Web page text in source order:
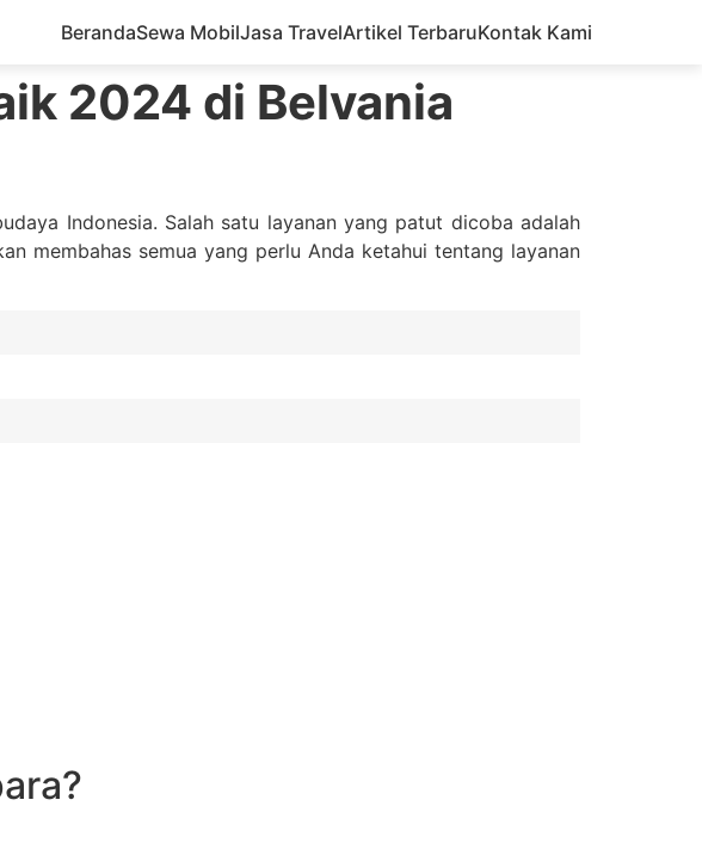
BerandaSewa MobilJasa TravelArtikel TerbaruKontak Kami
2024 di Belvania
Indonesia. Salah satu layanan yang patut dicoba adalah
membahas semua yang perlu Anda ketahui tentang layanan